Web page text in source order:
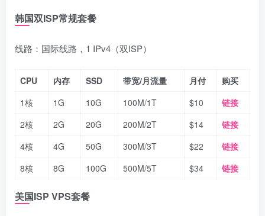
韩国双ISP常规套餐
线路：国际线路，1 IPv4（双ISP）
CPU 内存 SSD 带宽/月流量 月付
购买
1核
1G 10G 100M/1T $10
链接
2核
2G 20G 200M/2T $14
链接
4核
4G 50G 300M/3T $22
链接
8核
8G 100G 500M/5T $34 链接
美国ISP VPS套餐